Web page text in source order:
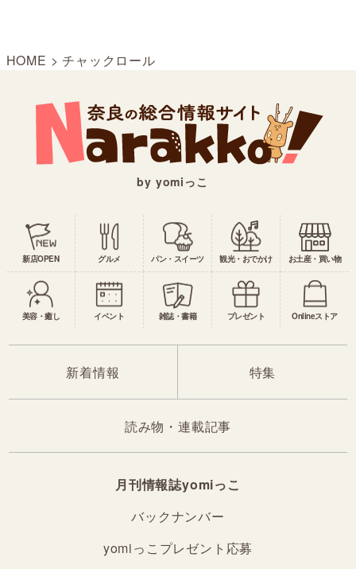
HOME >チャックロール
by yomiっこ
新店OPEN グルメ パン・スイーツ 観光・おでかけ お土産・買い物
美容・癒し イベント 雑誌・書籍 プレゼント Onlineストア
新着情報 特集
読み物・連載記事
月刊情報誌yomiっこ
バックナンバー
yomiっこプレゼント応募